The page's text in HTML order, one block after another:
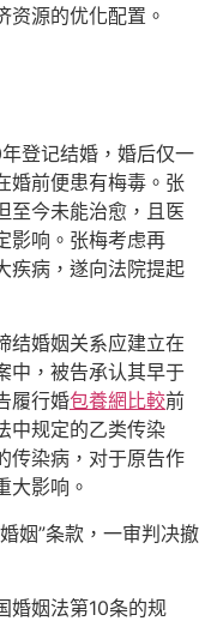
资源的优化配置。
登记结婚，婚后仅一
婚前便患有梅毒。张
至今未能治愈，且医
影响。张梅考虑再
疾病，遂向法院提起
结婚姻关系应建立在
中，被告承认其早于
履行婚包養網比較前
中规定的乙类传染
传染病，对于原告作
大影响。
姻”条款，一审判决撤
婚姻法第10条的规